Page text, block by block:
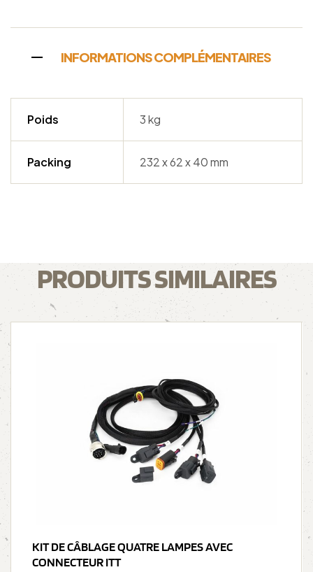
INFORMATIONS COMPLÉMENTAIRES
Poids 3 kg
Packing 232 x 62 x 40 mm
PRODUITS SIMILAIRES
KIT DE CÂBLAGE QUATRE LAMPES AVEC
CONNECTEUR ITT